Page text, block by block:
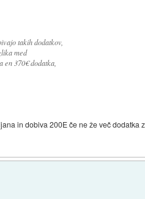
takih dodatkov,
med
370€ dodatka,
in dobiva 200E če ne že več dodatka